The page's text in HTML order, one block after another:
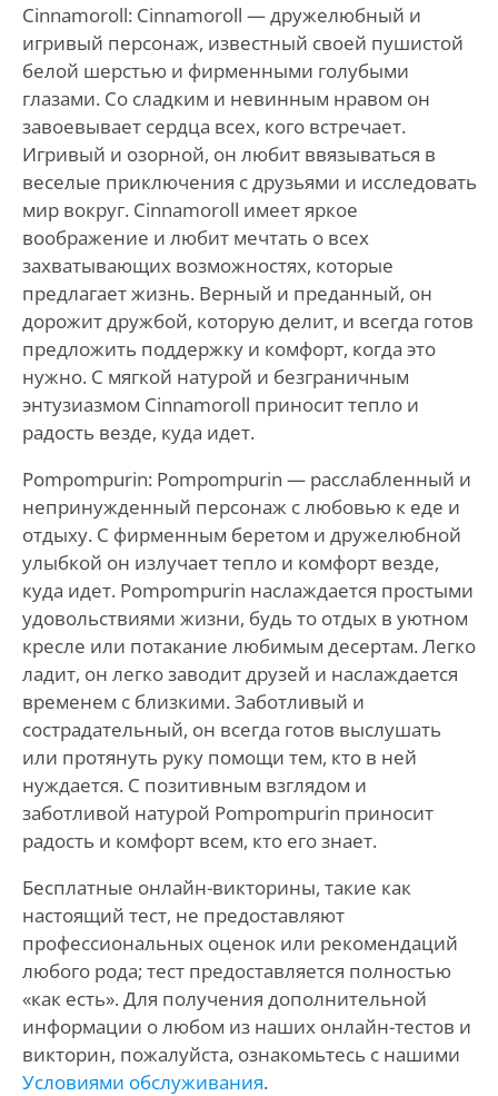
Cinnamoroll: Cinnamoroll — дружелюбный и
игривый персонаж, известный своей пушистой
белой шерстью и фирменными голубыми
глазами. Со сладким и невинным нравом он
завоевывает сердца всех, кого встречает.
Игривый и озорной, он любит ввязываться в
веселые приключения с друзьями и исследовать
мир вокруг. Cinnamoroll имеет яркое
воображение и любит мечтать о всех
захватывающих возможностях, которые
предлагает жизнь. Верный и преданный, он
дорожит дружбой, которую делит, и всегда готов
предложить поддержку и комфорт, когда это
нужно. С мягкой натурой и безграничным
энтузиазмом Cinnamoroll приносит тепло и
радость везде, куда идет.
Pompompurin: Pompompurin — расслабленный и
непринужденный персонаж с любовью к еде и
отдыху. С фирменным беретом и дружелюбной
улыбкой он излучает тепло и комфорт везде,
куда идет. Pompompurin наслаждается простыми
удовольствиями жизни, будь то отдых в уютном
кресле или потакание любимым десертам. Легко
ладит, он легко заводит друзей и наслаждается
временем с близкими. Заботливый и
сострадательный, он всегда готов выслушать
или протянуть руку помощи тем, кто в ней
нуждается. С позитивным взглядом и
заботливой натурой Pompompurin приносит
радость и комфорт всем, кто его знает.
Бесплатные онлайн-викторины, такие как
настоящий тест, не предоставляют
профессиональных оценок или рекомендаций
любого рода; тест предоставляется полностью
«как есть». Для получения дополнительной
информации о любом из наших онлайн-тестов и
викторин, пожалуйста, ознакомьтесь с нашими
Условиями обслуживания.